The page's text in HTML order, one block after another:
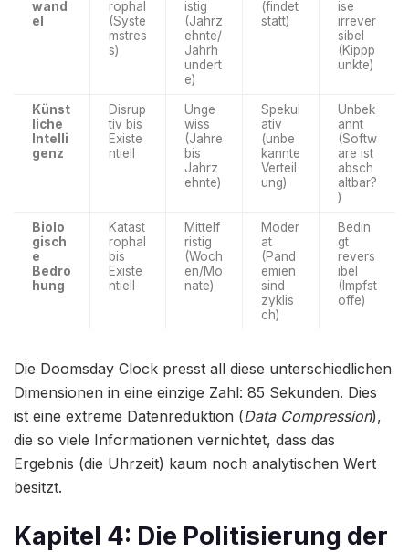
wand
el
rophal
(Syste
mstres
s)
istig
(Jahrz
ehnte/
Jahrh
undert
e)
(findet
statt)
ise
irrever
sibel
(Kippp
unkte)
Künst
liche
Intelli
genz
Disrup
tiv bis
Existe
ntiell
Unge
wiss
(Jahre
bis
Jahrz
ehnte)
Spekul
ativ
(unbe
kannte
Verteil
ung)
Unbek
annt
(Softw
are ist
absch
altbar?
)
Biolo
gisch
e
Bedro
hung
Katast
rophal
bis
Existe
ntiell
Mittelf
ristig
(Woch
en/Mo
nate)
Moder
at
(Pand
emien
sind
zyklis
ch)
Bedin
gt
revers
ibel
(Impfst
offe)
Die Doomsday Clock presst all diese unterschiedlichen
Dimensionen in eine einzige Zahl: 85 Sekunden. Dies
ist eine extreme Datenreduktion (Data Compression),
die so viele Informationen vernichtet, dass das
Ergebnis (die Uhrzeit) kaum noch analytischen Wert
besitzt.
Kapitel 4: Die Politisierung der